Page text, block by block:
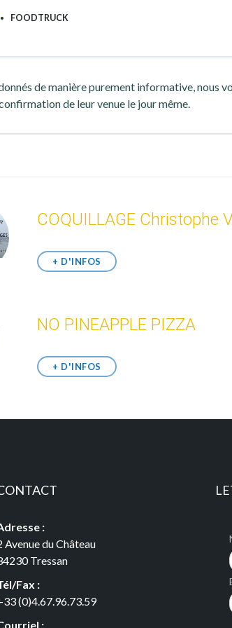
FOODTRUCK
de manière purement informative, nous
de leur venue le jour même.
COQUILLAGE Christophe
+ D'INFOS
NO PINEAPPLE PIZZA
+ D'INFOS
:
Avenue du Château
Tressan
Fax :
(0)4.67.96.73.59
: